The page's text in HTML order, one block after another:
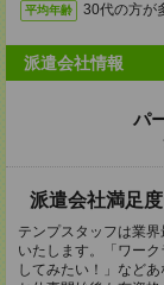
平均年齢 30代の方が
派遣会社情報
パ
派遣会社満足
テンプスタッフは業
いたします。「ワー
してみたい！」など